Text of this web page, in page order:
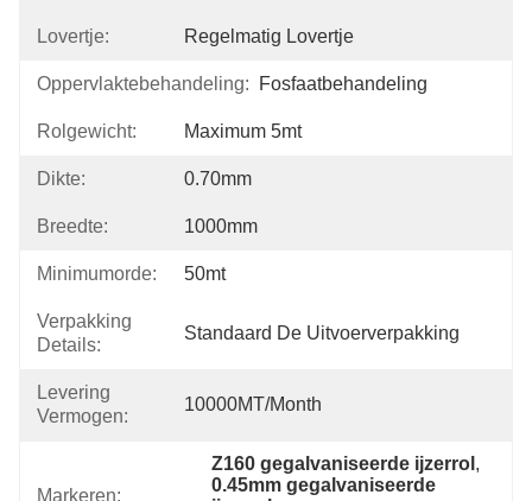
Lovertje: Regelmatig Lovertje
Oppervlaktebehandeling: Fosfaatbehandeling
Rolgewicht: Maximum 5mt
Dikte: 0.70mm
Breedte: 1000mm
Minimumorde: 50mt
Verpakking
Details:
Standaard De Uitvoerverpakking
Levering
Vermogen:
10000MT/month
Markeren:
Z160 gegalvaniseerde ijzerrol ,
0.45mm gegalvaniseerde